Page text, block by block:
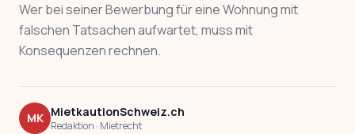
Wer bei seiner Bewerbung für eine Wohnung mit
falschen Tatsachen aufwartet, muss mit
Konsequenzen rechnen.
MK MietkautionSchweiz.ch
Redaktion · Mietrecht